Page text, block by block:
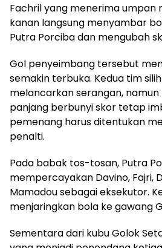
Fachril yang menerima umpan
kanan langsung menyambar
Putra Porciba dan mengubah
Gol penyeimbang tersebut
semakin terbuka. Kedua tim
melancarkan serangan, namun
panjang berbunyi skor tetap
pemenang harus ditentukan
penalti.
Pada babak tos-tosan, Putra
mempercayakan Davino, Fajri,
Mamadou sebagai eksekutor.
menjaringkan bola ke gawang
Sementara dari kubu Golok